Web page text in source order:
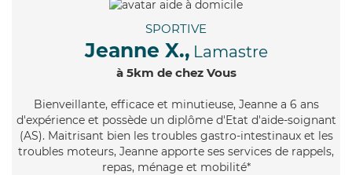
SPORTIVE
Jeanne X., Lamastre
à 5km de chez Vous
Bienveillante, efficace et minutieuse, Jeanne a 6 ans
d'expérience et possède un diplôme d'Etat d'aide-soignant
(AS). Maitrisant bien les troubles gastro-intestinaux et les
troubles moteurs, Jeanne apporte ses services de rappels,
repas, ménage et mobilité*